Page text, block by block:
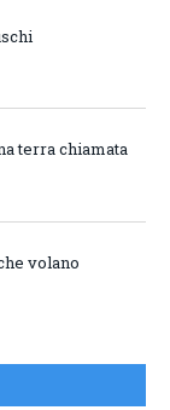
terra chiamata
volano